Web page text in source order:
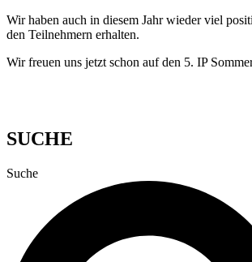
Wir haben auch in diesem Jahr wieder viel
den Teilnehmern erhalten.
Wir freuen uns jetzt schon auf den 5. IP
SUCHE
Suche